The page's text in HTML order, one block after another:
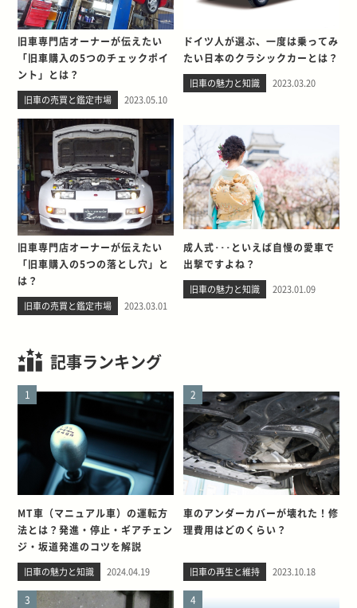
旧車専門店オーナーが伝えたい
「旧車購入の5つのチェックポイ
ント」とは？
旧車の売買と鑑定市場 2023.05.10
ドイツ人が選ぶ、一度は乗ってみ
たい日本のクラシックカーとは？
旧車の魅力と知識 2023.03.20
旧車専門店オーナーが伝えたい
「旧車購入の5つの落とし穴」と
は？
旧車の売買と鑑定市場 2023.03.01
成人式･･･といえば自慢の愛車で
出撃ですよね？
旧車の魅力と知識 2023.01.09
記事ランキング
1
MT車（マニュアル車）の運転方
法とは？発進・停止・ギアチェン
ジ・坂道発進のコツを解説
旧車の魅力と知識 2024.04.19
2
車のアンダーカバーが壊れた！修
理費用はどのくらい？
旧車の再生と維持 2023.10.18
3 4